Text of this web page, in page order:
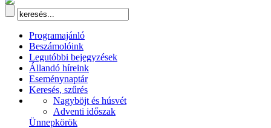
Programajánló
Beszámolóink
Legutóbbi bejegyzések
Állandó híreink
Eseménynaptár
Keresés, szűrés
Nagyböjt és húsvét
Adventi időszak
Ünnepkörök